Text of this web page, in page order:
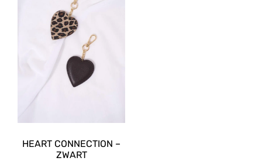
HEART CONNECTION –
ZWART